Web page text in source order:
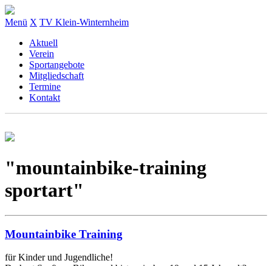
Menü X TV Klein-Winternheim
Aktuell
Verein
Sportangebote
Mitgliedschaft
Termine
Kontakt
"mountainbike-training
sportart"
Mountainbike Training
für Kinder und Jugendliche!